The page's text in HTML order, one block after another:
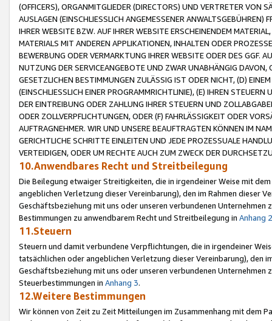
(OFFICERS), ORGANMITGLIEDER (DIRECTORS) UND VERTRETER VON
AUSLAGEN (EINSCHLIESSLICH ANGEMESSENER
IHRER WEBSITE BZW. AUF IHRER WEBSITE ERSCHEINENDEM
MATERIALS MIT ANDEREN APPLIKATIONEN, INHALTEN ODER
BEWERBUNG ODER VERMARKTUNG IHRER WEBSITE ODER DES GGF.
NUTZUNG DER SERVICEANGEBOTE UND ZWAR UNABHÄNGIG
GESETZLICHEN BESTIMMUNGEN ZULÄSSIG IST ODER NICHT, (D)
(EINSCHLIESSLICH EINER PROGRAMMRICHTLINIE), (E) IHREN
DER EINTREIBUNG ODER ZAHLUNG IHRER STEUERN UND
ODER ZOLLVERPFLICHTUNGEN, ODER (F) FAHRLÄSSIGKEIT ODER
AUFTRAGNEHMER. WIR UND UNSERE BEAUFTRAGTEN KÖNNEN IM
GERICHTLICHE SCHRITTE EINLEITEN UND JEDE PROZESSUALE
VERTEIDIGEN, ODER UM RECHTE AUCH ZUM ZWECK DER
10.Anwendbares Recht und Streitbeilegung
Die Beilegung etwaiger Streitigkeiten, die in irgendeiner Weise mit
angeblichen Verletzung dieser Vereinbarung), den im Rahmen dieser
Geschäftsbeziehung mit uns oder unseren verbundenen
Bestimmungen zu anwendbarem Recht und Streitbeilegung in Anhang 2
11.Steuern
Steuern und damit verbundene Verpflichtungen, die in irgendeiner
tatsächlichen oder angeblichen Verletzung dieser Vereinbarung), den
Geschäftsbeziehung mit uns oder unseren verbundenen
Steuerbestimmungen in Anhang 3.
12.Weitere Bestimmungen
Wir können von Zeit zu Zeit Mitteilungen im Zusammenhang mit dem